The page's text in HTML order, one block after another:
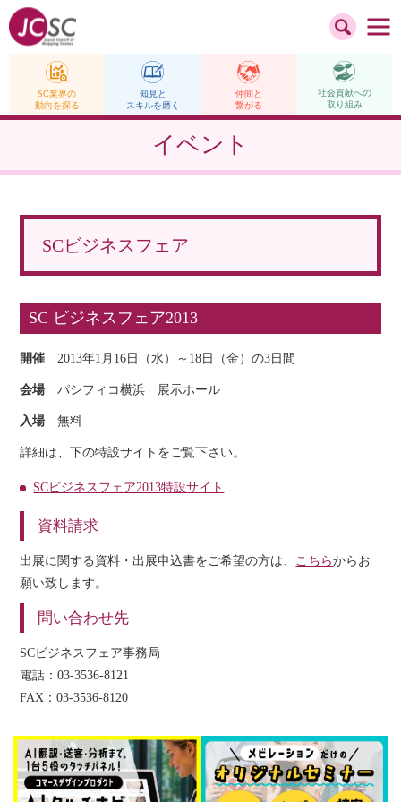
SC業界の
動向を探る
知見と
スキルを磨く
仲間と
繋がる
社会貢献への
取り組み
イベント
SCビジネスフェア
SC ビジネスフェア2013
開催 2013年1月16日（水）～18日（金）の3日間
会場パシフィコ横浜 展示ホール
入場無料
詳細は、下の特設サイトをご覧下さい。
SCビジネスフェア2013特設サイト
資料請求
出展に関する資料・出展申込書をご希望の方は、 こちらからお
願い致します。
問い合わせ先
SCビジネスフェア事務局
電話：03-3536-8121
FAX：03-3536-8120